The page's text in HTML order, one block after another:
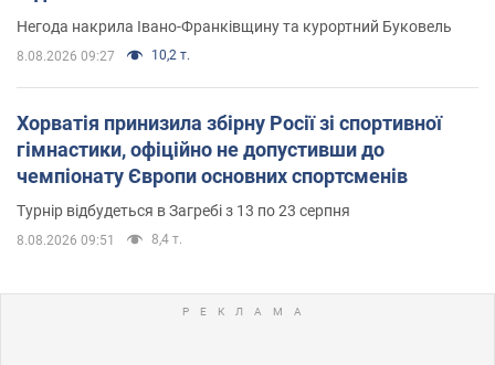
Негода накрила Івано-Франківщину та курортний Буковель
8.08.2026 09:27 10,2 т.
Хорватія принизила збірну Росії зі спортивної
гімнастики, офіційно не допустивши до
чемпіонату Європи основних спортсменів
Турнір відбудеться в Загребі з 13 по 23 серпня
8.08.2026 09:51 8,4 т.